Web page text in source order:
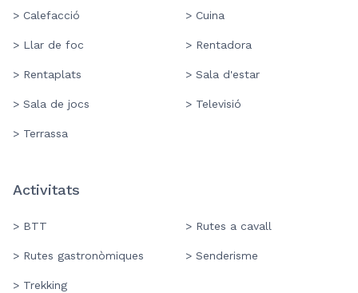
> Calefacció > Cuina
> Llar de foc > Rentadora
> Rentaplats > Sala d'estar
> Sala de jocs > Televisió
> Terrassa
Activitats
> BTT > Rutes a cavall
> Rutes gastronòmiques > Senderisme
> Trekking